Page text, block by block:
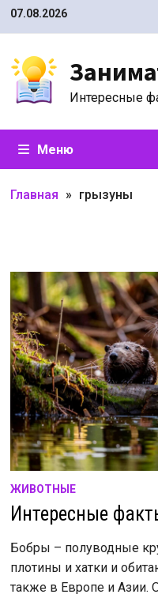
Перейти
07.08.2026
Интересные
Меню
Главная » грызуны
ЖИВОТНЫЕ
Интересные
Бобры – полуводные
плотины и хатки и
также в Европе и Азии.